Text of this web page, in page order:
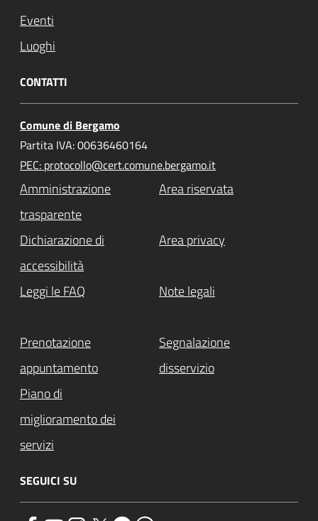
Eventi
Luoghi
CONTATTI
Comune di Bergamo
Partita IVA: 00636460164
PEC: protocollo@cert.comune.bergamo.it
Amministrazione
trasparente
Area riservata
Dichiarazione di
accessibilità
Area privacy
Leggi le FAQ Note legali
Prenotazione
appuntamento
Segnalazione
disservizio
Piano di
miglioramento dei
servizi
SEGUICI SU